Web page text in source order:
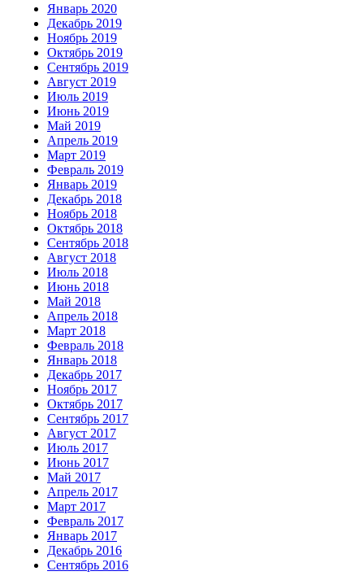
Январь 2020
Декабрь 2019
Ноябрь 2019
Октябрь 2019
Сентябрь 2019
Август 2019
Июль 2019
Июнь 2019
Май 2019
Апрель 2019
Март 2019
Февраль 2019
Январь 2019
Декабрь 2018
Ноябрь 2018
Октябрь 2018
Сентябрь 2018
Август 2018
Июль 2018
Июнь 2018
Май 2018
Апрель 2018
Март 2018
Февраль 2018
Январь 2018
Декабрь 2017
Ноябрь 2017
Октябрь 2017
Сентябрь 2017
Август 2017
Июль 2017
Июнь 2017
Май 2017
Апрель 2017
Март 2017
Февраль 2017
Январь 2017
Декабрь 2016
Сентябрь 2016